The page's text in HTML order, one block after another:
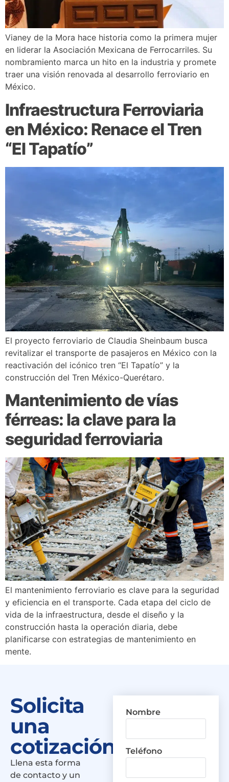
Vianey de la Mora hace historia como la primera mujer
en liderar la Asociación Mexicana de Ferrocarriles. Su
nombramiento marca un hito en la industria y promete
traer una visión renovada al desarrollo ferroviario en
México.
Infraestructura Ferroviaria
en México: Renace el Tren
“El Tapatío”
El proyecto ferroviario de Claudia Sheinbaum busca
revitalizar el transporte de pasajeros en México con la
reactivación del icónico tren “El Tapatío” y la
construcción del Tren México-Querétaro.
Mantenimiento de vías
férreas: la clave para la
seguridad ferroviaria
El mantenimiento ferroviario es clave para la seguridad
y eficiencia en el transporte. Cada etapa del ciclo de
vida de la infraestructura, desde el diseño y la
construcción hasta la operación diaria, debe
planificarse con estrategias de mantenimiento en
mente.
Solicita
una
cotización
Llena esta forma
de contacto y un
Nombre
Teléfono